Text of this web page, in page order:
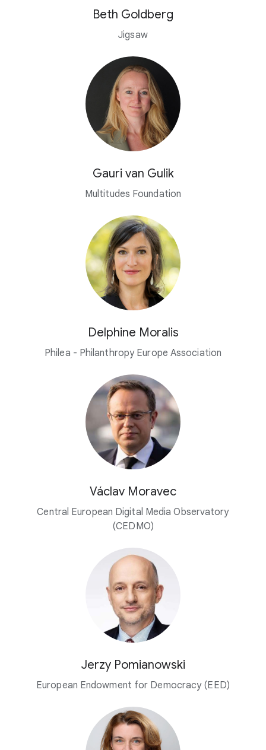
Beth Goldberg
Jigsaw
Gauri van Gulik
Multitudes Foundation
Delphine Moralis
Philea - Philanthropy Europe Association
Václav Moravec
Central European Digital Media Observatory
(CEDMO)
Jerzy Pomianowski
European Endowment for Democracy (EED)